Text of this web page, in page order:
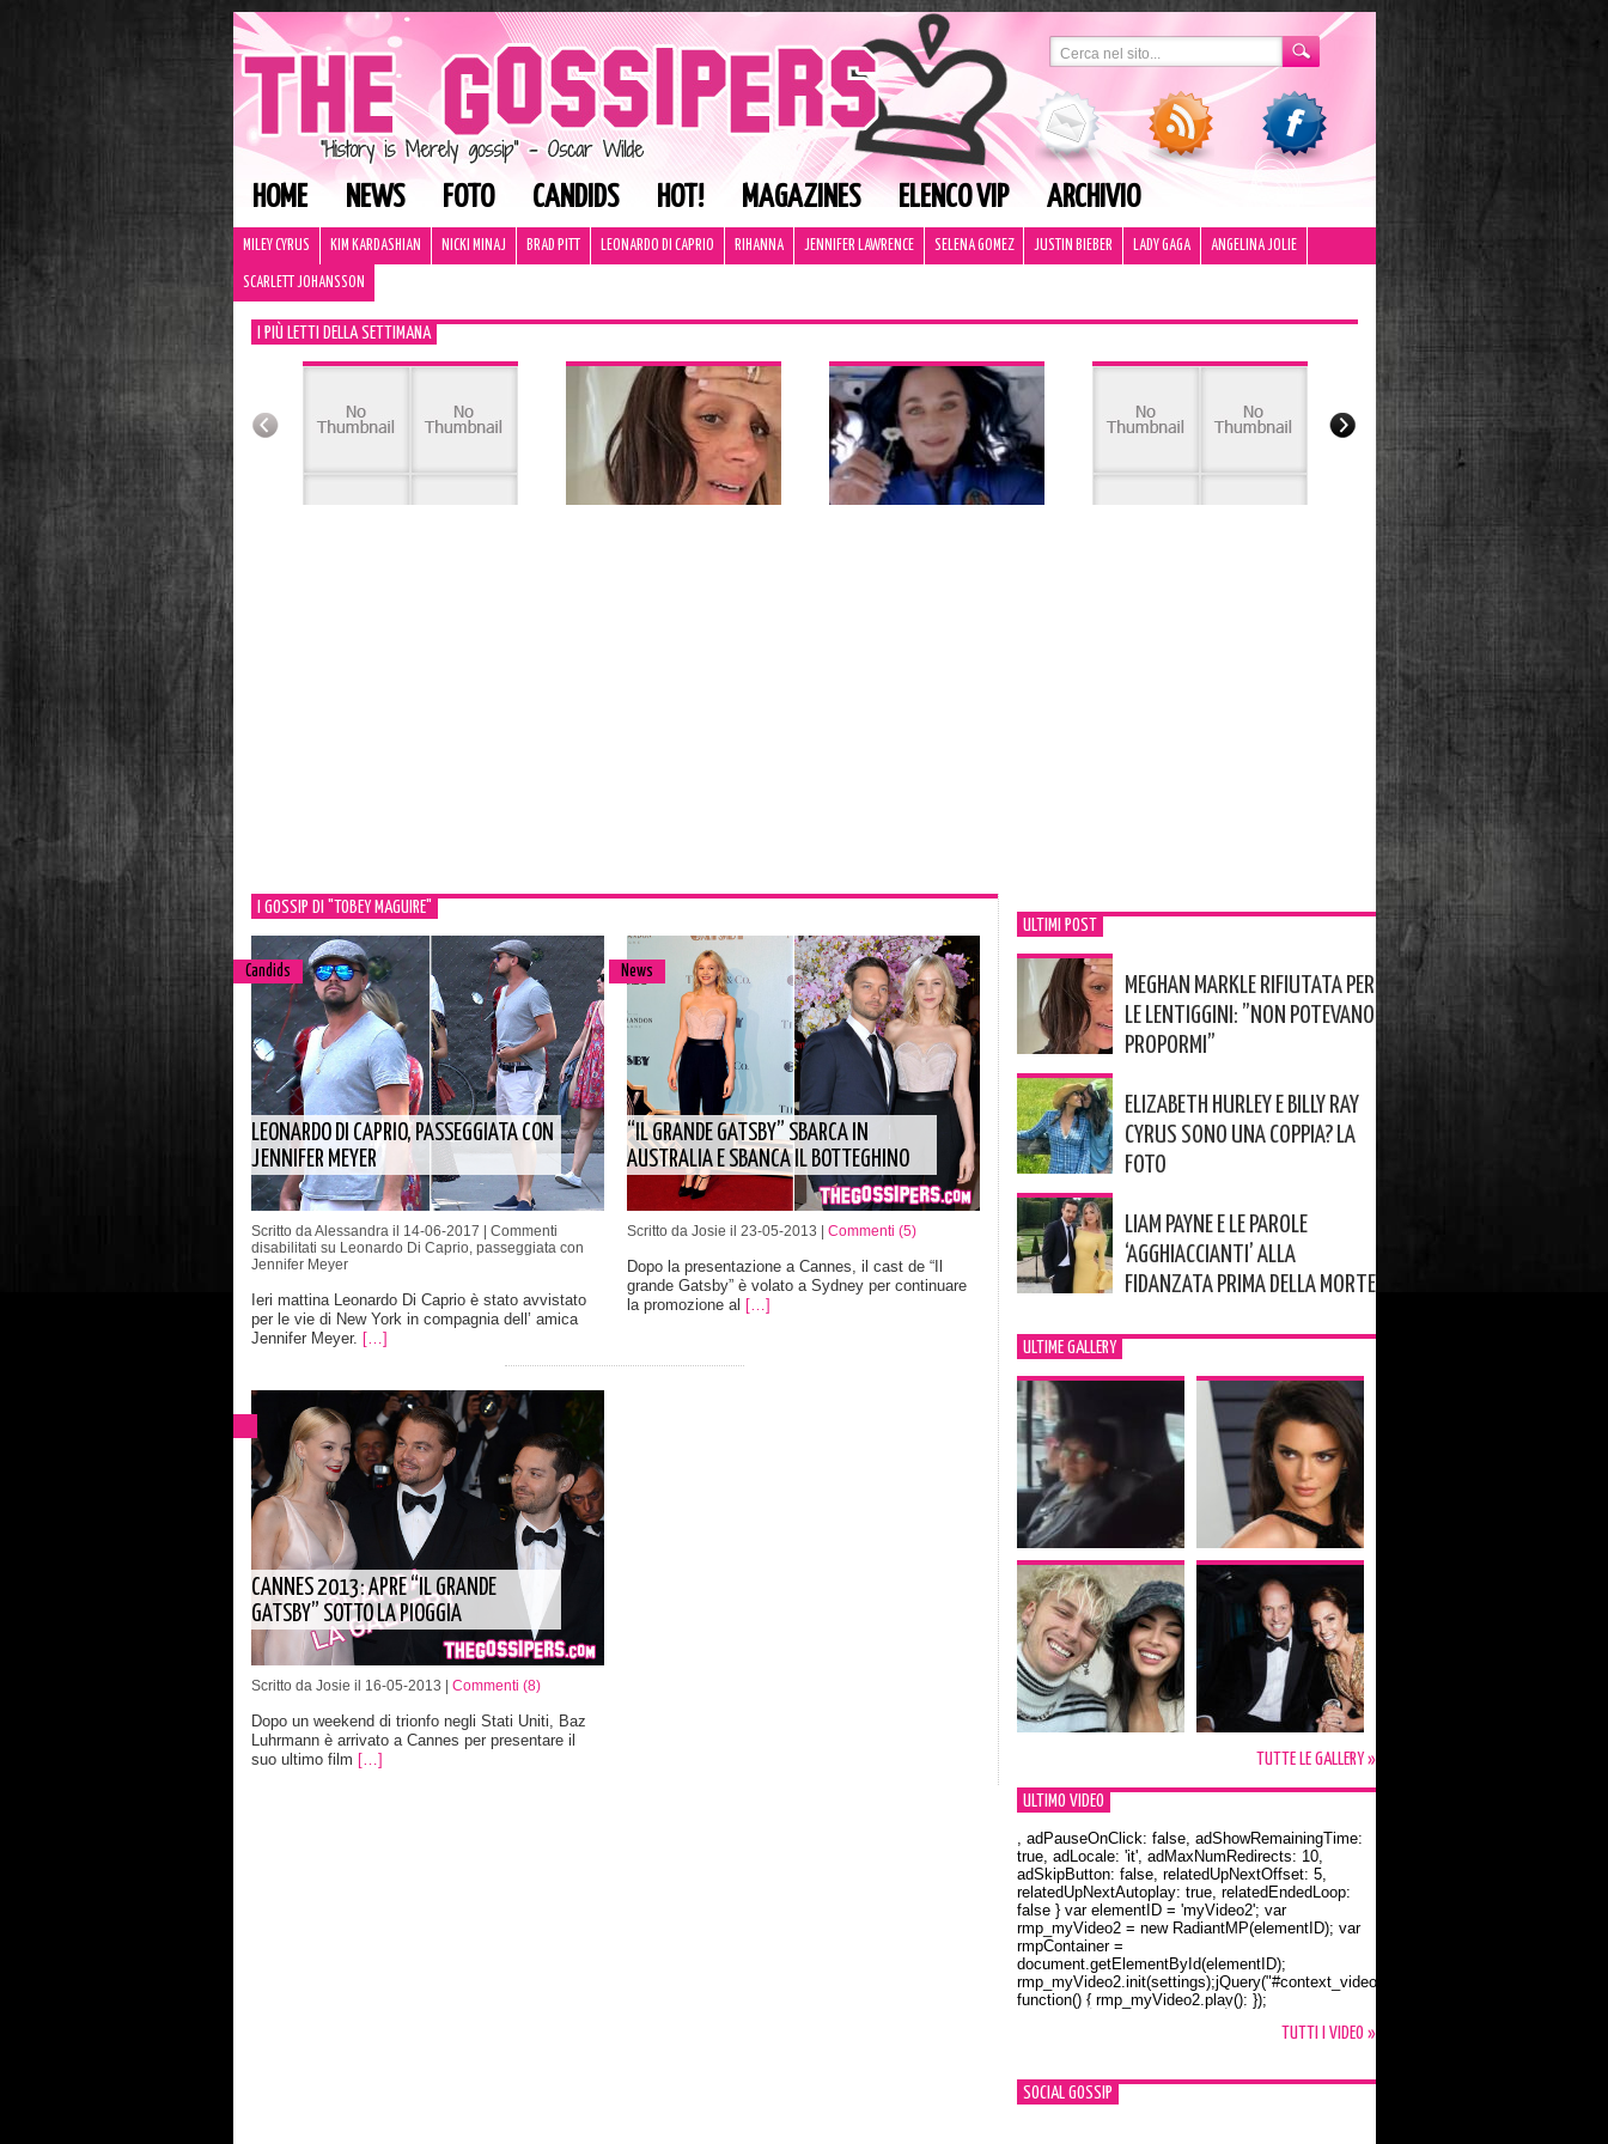
HOME NEWS FOTO CANDIDS HOT! MAGAZINES ELENCO VIP ARCHIVIO
MILEY CYRUS KIM KARDASHIAN NICKI MINAJ BRAD PITT LEONARDO DI CAPRIO RIHANNA JENNIFER LAWRENCE SELENA GOMEZ JUSTIN BIEBER LADY GAGA ANGELINA JOLIE
SCARLETT JOHANSSON
I PIÙ LETTI DELLA SETTIMANA
I GOSSIP DI "TOBEY MAGUIRE"
Candids
LEONARDO DI CAPRIO, PASSEGGIATA CON
JENNIFER MEYER
Scritto da Alessandra il 14-06-2017 | Commenti
disabilitati su Leonardo Di Caprio, passeggiata con
Jennifer Meyer
Ieri mattina Leonardo Di Caprio è stato avvistato
per le vie di New York in compagnia dell’ amica
Jennifer Meyer. […]
News
“IL GRANDE GATSBY” SBARCA IN
AUSTRALIA E SBANCA IL BOTTEGHINO
Scritto da Josie il 23-05-2013 | Commenti (5)
Dopo la presentazione a Cannes, il cast de “Il
grande Gatsby” è volato a Sydney per continuare
la promozione al […]
CANNES 2013: APRE “IL GRANDE
GATSBY” SOTTO LA PIOGGIA
Scritto da Josie il 16-05-2013 | Commenti (8)
Dopo un weekend di trionfo negli Stati Uniti, Baz
Luhrmann è arrivato a Cannes per presentare il
suo ultimo film […]
ULTIMI POST
MEGHAN MARKLE RIFIUTATA PER
LE LENTIGGINI: ”NON POTEVANO
PROPORMI”
ELIZABETH HURLEY E BILLY RAY
CYRUS SONO UNA COPPIA? LA
FOTO
LIAM PAYNE E LE PAROLE
‘AGGHIACCIANTI’ ALLA
FIDANZATA PRIMA DELLA MORTE
ULTIME GALLERY
TUTTE LE GALLERY »
ULTIMO VIDEO
Orlando Bloom e la t-shirt dedicata a Flynn
, adPauseOnClick: false, adShowRemainingTime:
true, adLocale: 'it', adMaxNumRedirects: 10,
adSkipButton: false, relatedUpNextOffset: 5,
relatedUpNextAutoplay: true, relatedEndedLoop:
false } var elementID = 'myVideo2'; var
rmp_myVideo2 = new RadiantMP(elementID); var
rmpContainer =
document.getElementById(elementID);
rmp_myVideo2.init(settings);jQuery("#context_video2").one("mouseover",
function() { rmp_myVideo2.play(); });
TUTTI I VIDEO »
SOCIAL GOSSIP